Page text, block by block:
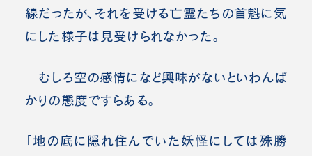
線だったが、それを受ける亡霊たちの首魁に気
にした様子は見受けられなかった。
むしろ空の感情になど興味がないといわんば
かりの態度ですらある。
「地の底に隠れ住んでいた妖怪にしては殊勝